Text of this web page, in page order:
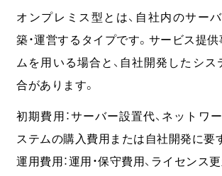
オンプレミス型とは、自社内のサー
築・運営するタイプです。サービス提
ムを用いる場合と、自社開発したシ
合があります。
初期費用：サーバー設置代、ネットワ
ステムの購入費用または自社開発に要
運用費用：運用・保守費用、ライセンス
無料オンライン相談
資料ダウンロード
関連サイト